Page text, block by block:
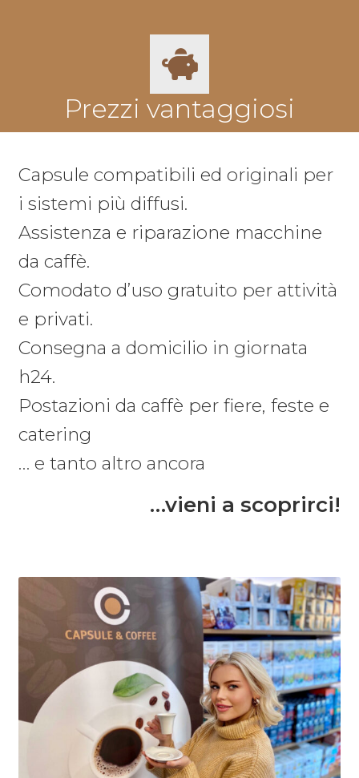
Prezzi vantaggiosi
Capsule compatibili ed originali per
i sistemi più diffusi.
Assistenza e riparazione macchine
da caffè.
Comodato d’uso gratuito per attività
e privati.
Consegna a domicilio in giornata
h24.
Postazioni da caffè per fiere, feste e
catering
… e tanto altro ancora
…vieni a scoprirci!